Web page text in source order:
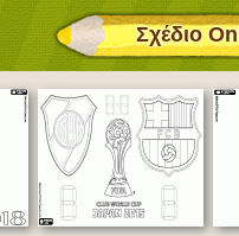
Σχέδιο